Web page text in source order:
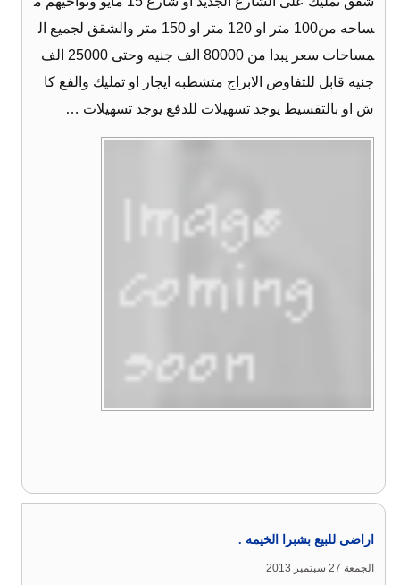
ساحه من100 متر او 120 متر او 150 متر والشقق لجميع ال
مساحات سعر يبدا من 80000 الف جنيه وحتى 25000 الف
جنيه قابل للتفاوض الابراج متشطبه ايجار او تمليك والفع كا
ش او بالتقسيط يوجد تسهيلات للدفع يوجد تسهيلات …
اراضى للبيع بشبرا الخيمه .
الجمعة 27 سبتمبر 2013